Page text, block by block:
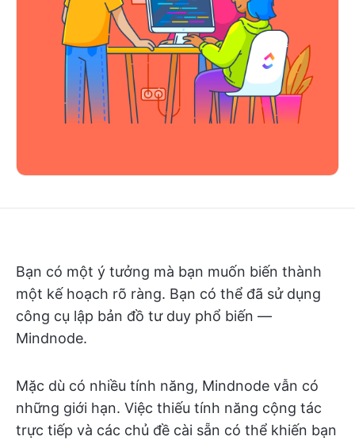
Bạn có một ý tưởng mà bạn muốn biến thành
một kế hoạch rõ ràng. Bạn có thể đã sử dụng
công cụ lập bản đồ tư duy phổ biến —
Mindnode.
Mặc dù có nhiều tính năng, Mindnode vẫn có
những giới hạn. Việc thiếu tính năng cộng tác
trực tiếp và các chủ đề cài sẵn có thể khiến bạn